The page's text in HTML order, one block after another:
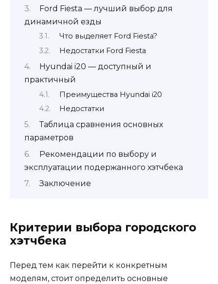
Ford Fiesta — лучший выбор для
динамичной езды
Что выделяет Ford Fiesta?
Недостатки Ford Fiesta
Hyundai i20 — доступный и
практичный
Преимущества Hyundai i20
Недостатки
Таблица сравнения основных
параметров
Рекомендации по выбору и
эксплуатации подержанного хэтчбека
Заключение
Критерии выбора городского
хэтчбека
Перед тем как перейти к конкретным
моделям, стоит определить основные